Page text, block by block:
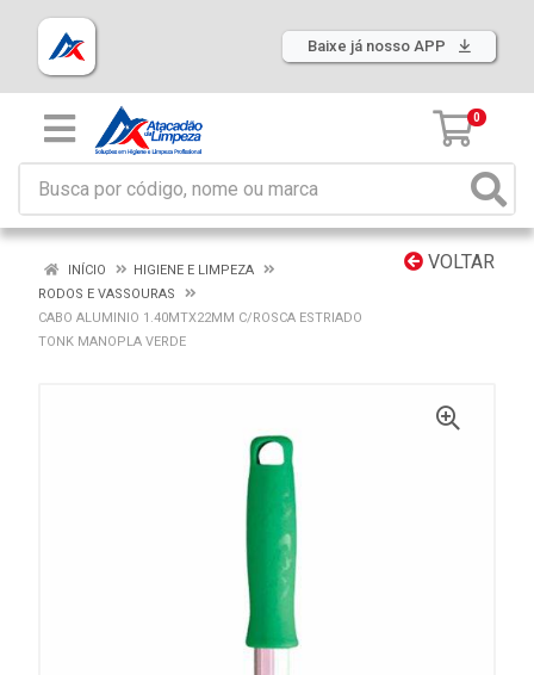
Baixe já nosso APP
0
VOLTAR
INÍCIO
HIGIENE E LIMPEZA
RODOS E VASSOURAS
CABO ALUMINIO 1.40MTX22MM C/ROSCA ESTRIADO
TONK MANOPLA VERDE